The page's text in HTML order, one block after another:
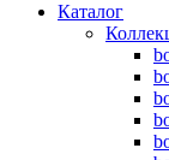
Каталог